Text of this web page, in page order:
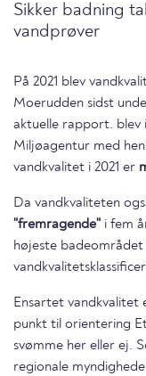
Sikker badning
vandprøver
På 2021 blev
Moerudden sidst
aktuelle rapport. blev
Miljøagentur med
vandkvalitet i 2021 er
Da vandkvaliteten
"fremragende" i fem
højeste
Ensartet
punkt til orientering
svømme her eller ej.
regionale